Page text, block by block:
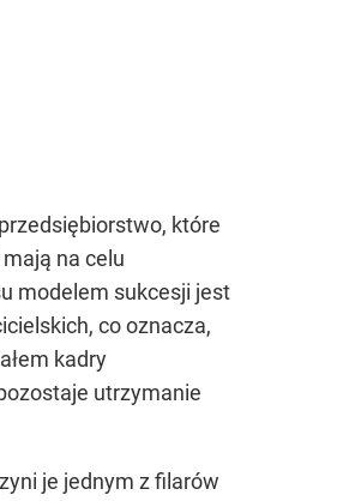
które
na celu
modelem sukcesji jest
co oznacza,
kadry
utrzymanie
je jednym z filarów